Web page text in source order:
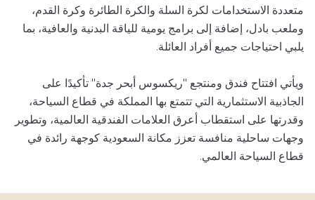
متعددة الاستخدامات لكرة السلة والكرة الطائرة وكرة القدم،
وملعب بادل، إضافة إلى برامج يومية للياقة البدنية والعافية، بما
يلبي احتياجات جميع أفراد العائلة.
ويأتي افتتاح فندق ومنتجع "ريكسوس أبحر جدة" تأكيدًا على
الجاذبية الاستثمارية التي تتمتع بها المملكة في قطاع السياحة،
وقدرتها على استقطاب أعرق العلامات الفندقية العالمية، وتطوير
وجهات ساحلية منافسة تعزز مكانة السعودية كوجهة رائدة في
قطاع السياحة العالمي.